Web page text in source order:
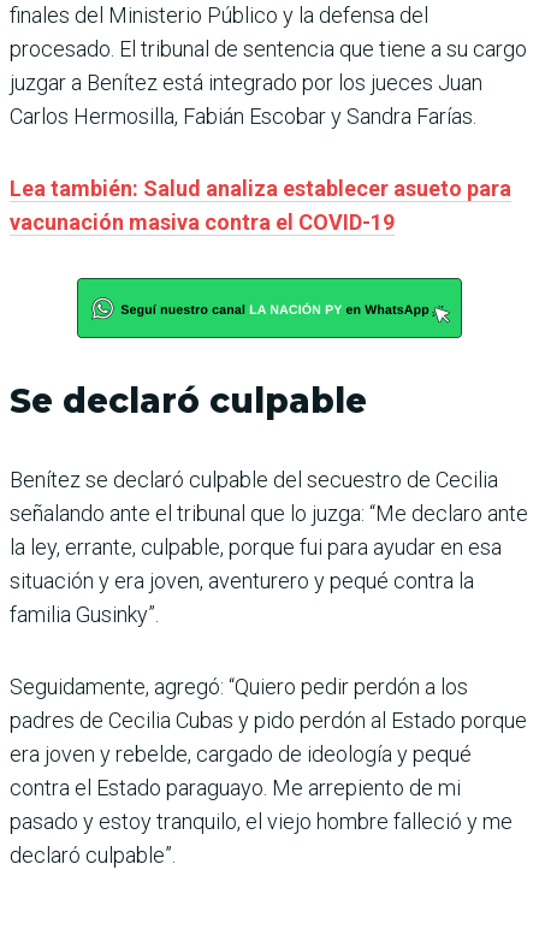
finales del Ministerio Público y la defensa del
procesado. El tribunal de sentencia que tiene a su cargo
juzgar a Benítez está integrado por los jueces Juan
Carlos Hermosilla, Fabián Escobar y Sandra Farías.
Lea también: Salud analiza establecer asueto para
vacunación masiva contra el COVID-19
Se declaró culpable
Benítez se declaró culpable del secuestro de Cecilia
señalando ante el tribunal que lo juzga: “Me declaro ante
la ley, errante, culpable, porque fui para ayudar en esa
situación y era joven, aventurero y pequé contra la
familia Gusinky”.
Seguidamente, agregó: “Quiero pedir perdón a los
padres de Cecilia Cubas y pido perdón al Estado porque
era joven y rebelde, cargado de ideología y pequé
contra el Estado paraguayo. Me arrepiento de mi
pasado y estoy tranquilo, el viejo hombre falleció y me
declaró culpable”.